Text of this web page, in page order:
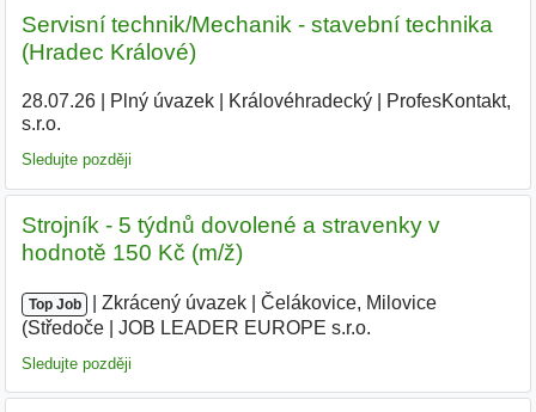
Servisní technik/Mechanik - stavební technika
(Hradec Králové)
28.07.26| Plný úvazek| Královéhradecký|
ProfesKontakt,
s.r.o.
Sledujte později
Strojník - 5 týdnů dovolené a stravenky v
hodnotě 150 Kč (m/ž)
Top Job Zkrácený úvazek
Čelákovice, Milovice
(Středoče| JOB LEADER EUROPE s.r.o.
Sledujte později